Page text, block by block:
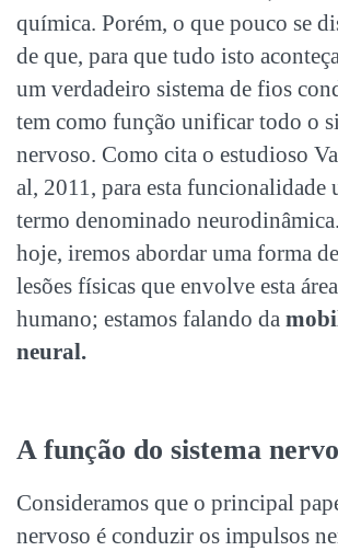
química. Porém, o que pouco se
de que, para que tudo isto
um verdadeiro sistema de fios
tem como função unificar todo o
nervoso. Como cita o estudioso
al, 2011, para esta funcionalidade
termo denominado neurodinâmica
hoje, iremos abordar uma forma
lesões físicas que envolve esta
humano; estamos falando da
neural.
A função do sistema
Consideramos que o principal
nervoso é conduzir os impulsos